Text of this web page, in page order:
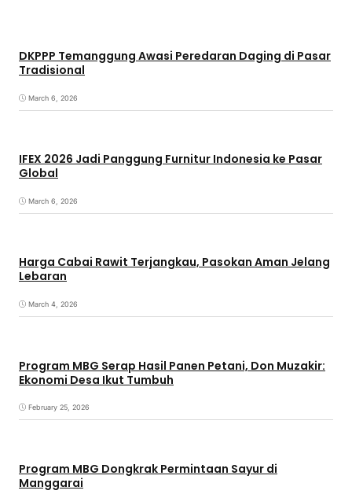
DKPPP Temanggung Awasi Peredaran Daging di Pasar
Tradisional
March 6, 2026
IFEX 2026 Jadi Panggung Furnitur Indonesia ke Pasar
Global
March 6, 2026
Harga Cabai Rawit Terjangkau, Pasokan Aman Jelang
Lebaran
March 4, 2026
Program MBG Serap Hasil Panen Petani, Don Muzakir:
Ekonomi Desa Ikut Tumbuh
February 25, 2026
Program MBG Dongkrak Permintaan Sayur di
Manggarai